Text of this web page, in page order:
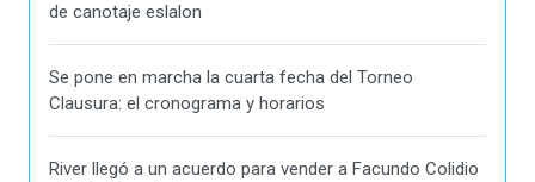
de canotaje eslalon
Se pone en marcha la cuarta fecha del Torneo
Clausura: el cronograma y horarios
River llegó a un acuerdo para vender a Facundo Colidio